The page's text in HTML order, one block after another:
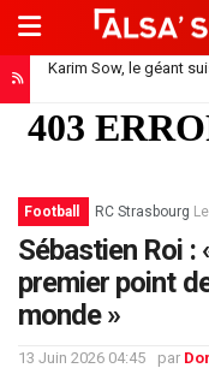
Karim Sow, le géant
Football RC Strasbourg
Sébastien Roi :
premier point
monde »
13 Juin 2026 04:45 par